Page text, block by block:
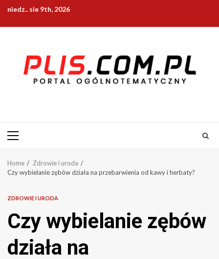
Skip
content
niedz.. sie 9th, 2026
Primary
Home
Zdrowie i uroda
Czy wybielanie zębów działa na przebarwienia od kawy i herbaty?
ZDROWIE I URODA
Czy wybielanie zębów
działa na